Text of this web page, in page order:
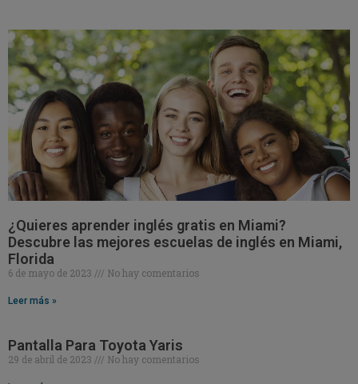
¿Quieres aprender inglés gratis en Miami?
Descubre las mejores escuelas de inglés en Miami,
Florida
6 de mayo de 2023 No hay comentarios
Leer más »
Pantalla Para Toyota Yaris
29 de abril de 2023 No hay comentarios